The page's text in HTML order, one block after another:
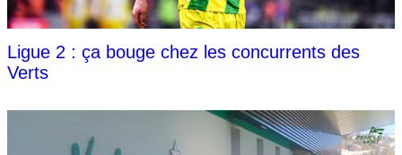
Ligue 2 : ça bouge chez les concurrents des
Verts